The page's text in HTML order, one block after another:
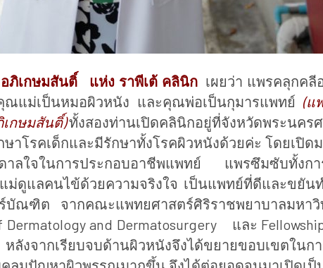
อภิเกษมสันติ์ แห่ง ราพีเต้ คลินิก เผยว่า แพรคลุกค
ณแม่เป็นหมอผิวหนัง และคุณพ่อเป็นกุมารแพทย์ (แ
กษมสันติ์)ทั้งสองท่านเปิดคลินิกอยู่ที่จังหวัดพระนคร
โรคเด็กและมีรักษาทั้งโรคผิวหนังด้วยค่ะ โดยเปิด
าลใจในการประกอบอาชีพแพทย์ แพรซึมซับทั้งกา
ดูแลคนไข้ด้วยความจริงใจ เป็นแพทย์ที่ดีและขยัน
บัณฑิต จากคณะแพทยศาสตร์ศิริราชพยาบาลมห
Dermatology and Dermatosurgery และ
หลังจากเรียบจบด้านผิวหนังจึงได้ขยายขอบเขตในก